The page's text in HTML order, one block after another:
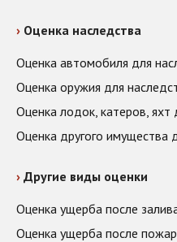
Оценка наследства
Оценка автомобиля для
Оценка оружия для
Оценка лодок, катеров, яхт
Оценка другого имущества
Другие виды оценки
Оценка ущерба после
Оценка ущерба после